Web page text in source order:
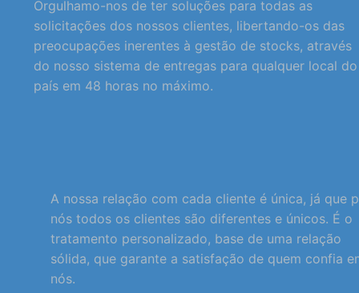
Orgulhamo-nos de ter soluções para todas as
solicitações dos nossos clientes, libertando-os das
preocupações inerentes à gestão de stocks, através
do nosso sistema de entregas para qualquer local do
país em 48 horas no máximo.
A nossa relação com cada cliente é única, já que
nós todos os clientes são diferentes e únicos. É o
tratamento personalizado, base de uma relação
sólida, que garante a satisfação de quem confia
nós.